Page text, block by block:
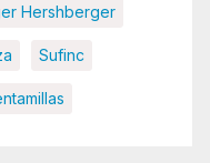
Hershberger
Sufinc